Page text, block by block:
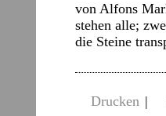
von Alfons
stehen alle;
die Steine
Drucken |